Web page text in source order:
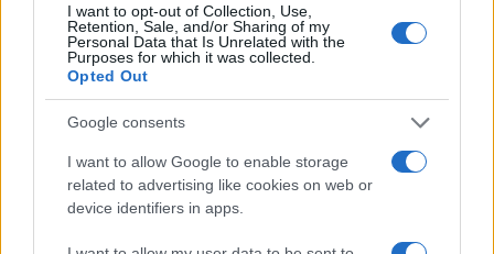
I want to opt-out of Collection, Use,
Retention, Sale, and/or Sharing of my
Personal Data that Is Unrelated with the
Purposes for which it was collected.
Opted Out
Google consents
I want to allow Google to enable storage
related to advertising like cookies on web or
device identifiers in apps.
Αν τα χάσατε